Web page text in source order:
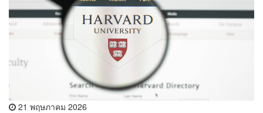
21 พฤษภาคม 2026